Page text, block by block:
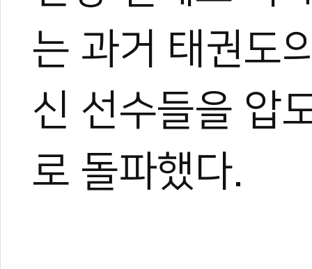
는 과거 태권도
신 선수들을 압
로 돌파했다.